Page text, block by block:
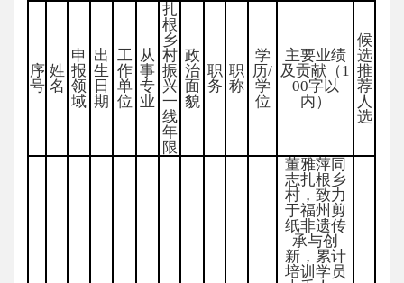
序
号
姓
名
申
报
领
域
出
生
日
期
工
作
单
位
从
事
专
业
扎
根
乡
村
振
兴
一
线
年
限
政
治
面
貌
职
务
职
称
学
历/
学
位
主要业绩
及贡献（1
00字以
内）
候
选
推
荐
人
选
董雅萍同
志扎根乡
村，致力
于福州剪
纸非遗传
承与创
新，累计
培训学员